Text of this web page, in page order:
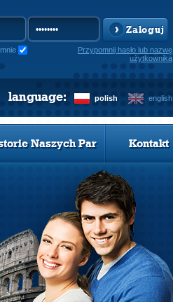
Zaloguj
Przypomnij hasło lub nazwę
użytkownika
polish english
language:
Naszych Par Kontakt